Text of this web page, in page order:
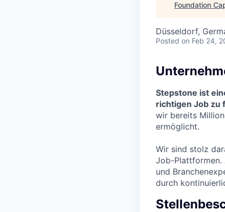
Foundation
Düsseldorf,
Posted on Feb 24,
Stepstone ist
richtigen Job zu
wir bereits
ermöglicht.
Wir sind stolz
Job-Plattformen.
und
durch